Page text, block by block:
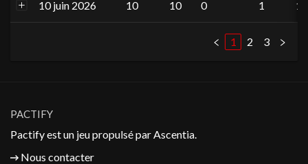
10 juin 2026 10 10 0 1 1
1 2 3
PACTIFY
Pactify est un jeu propulsé parAscentia.
Nous contacter